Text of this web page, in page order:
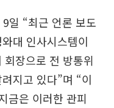
일 “최근 언론 보도
대 인사시스템이
장으로 전 방통위
지고 있다”며 “이
금은 이러한 관피